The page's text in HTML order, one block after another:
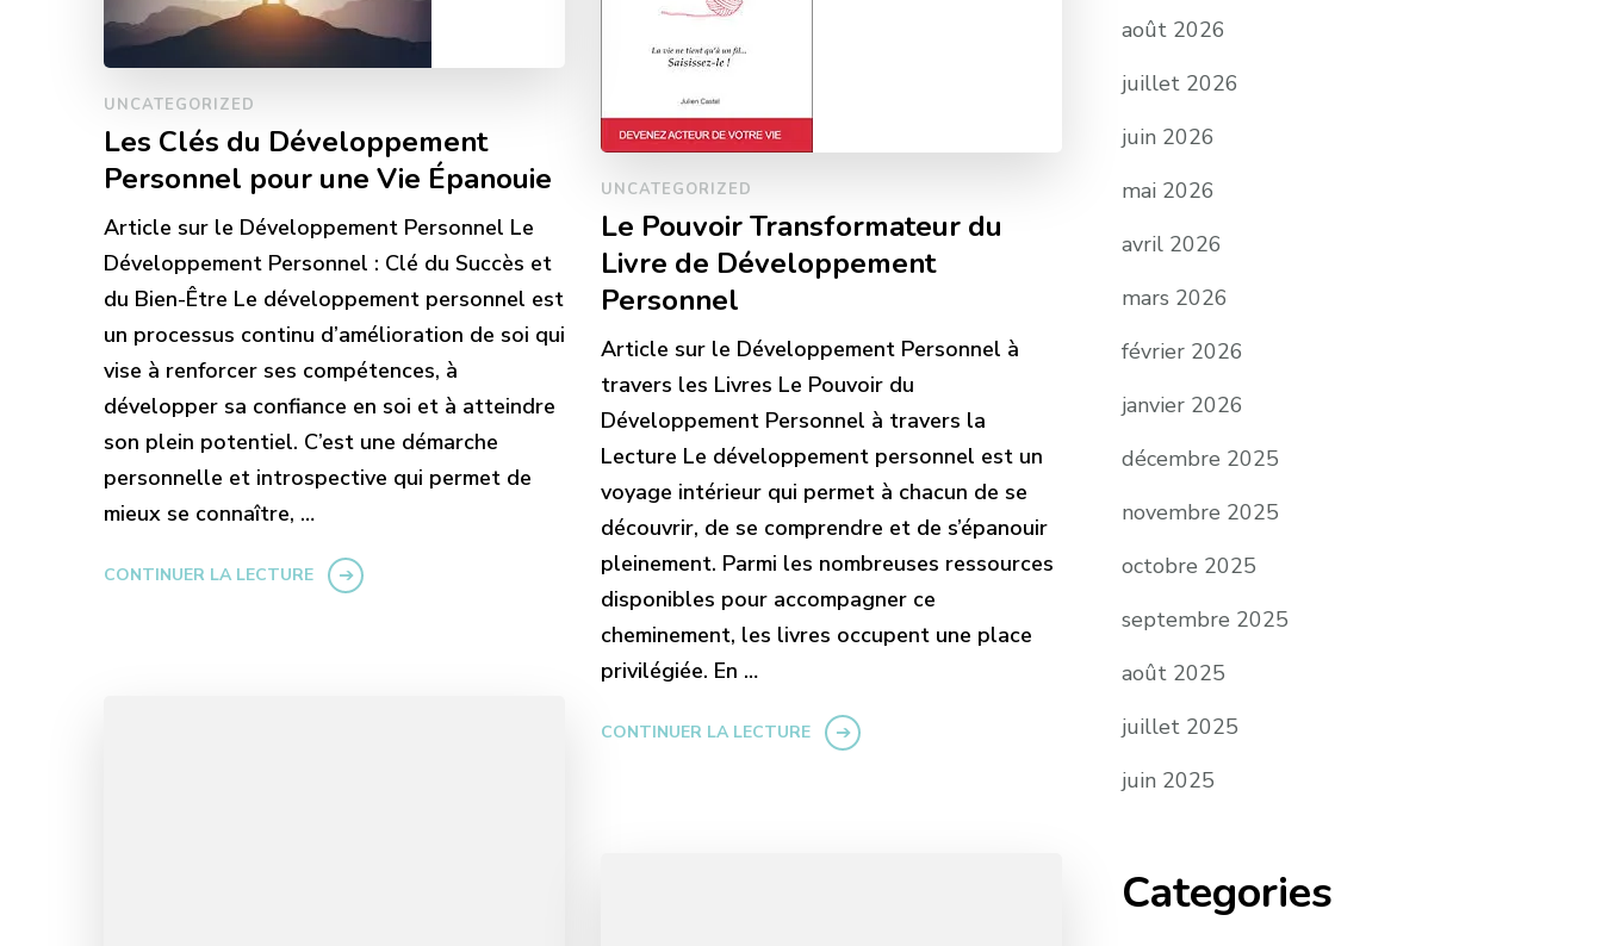
UNCATEGORIZED
Le Pouvoir Transformateur du
Livre de Développement
Personnel
Article sur le Développement Personnel à
travers les Livres Le Pouvoir du
Développement Personnel à travers la
Lecture Le développement personnel est un
voyage intérieur qui permet à chacun de se
découvrir, de se comprendre et de s’épanouir
pleinement. Parmi les nombreuses ressources
disponibles pour accompagner ce
cheminement, les livres occupent une place
privilégiée. En …
CONTINUER LA LECTURE
UNCATEGORIZED
Les Clés du Développement
Personnel pour une Vie Épanouie
Article sur le Développement Personnel Le
Développement Personnel : Clé du Succès et
du Bien-Être Le développement personnel est
un processus continu d’amélioration de soi qui
vise à renforcer ses compétences, à
développer sa confiance en soi et à atteindre
son plein potentiel. C’est une démarche
personnelle et introspective qui permet de
mieux se connaître, …
CONTINUER LA LECTURE
août 2026
juillet 2026
juin 2026
mai 2026
avril 2026
mars 2026
février 2026
janvier 2026
décembre 2025
novembre 2025
octobre 2025
septembre 2025
août 2025
juillet 2025
juin 2025
Categories